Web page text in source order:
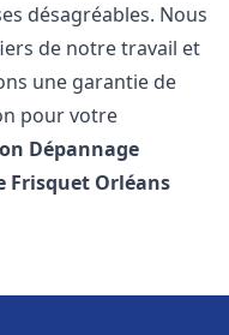
désagréables. Nous
de notre travail et
une garantie de
pour votre
Dépannage
Frisquet Orléans